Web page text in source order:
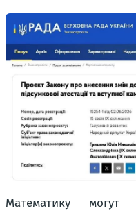
Математику